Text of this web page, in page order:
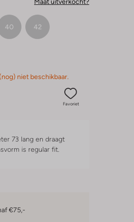
40 42
niet beschikbaar.
Favoriet
73 lang en draagt
is regular fit
€75,-